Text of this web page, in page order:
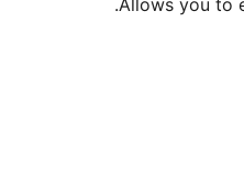
Allows you to